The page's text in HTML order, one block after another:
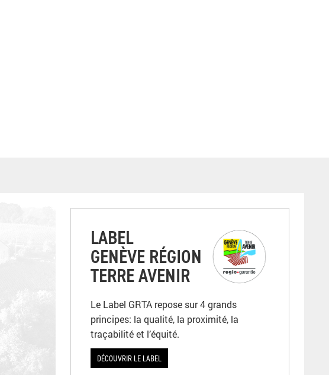
LABEL
GENÈVE RÉGION
TERRE AVENIR
Le Label GRTA repose sur 4 grands
principes: la qualité, la proximité, la
traçabilité et l’équité.
DÉCOUVRIR LE LABEL